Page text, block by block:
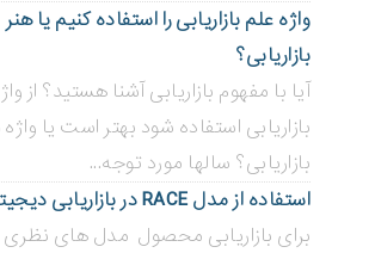
واژه علم بازاریابی را استفاده کنیم یا هنر
بازاریابی؟
آیا با مفهوم بازاریابی آشنا هستید؟ از
بازاریابی استفاده شود بهتر است یا واژه
بازاریابی؟ سالها مورد توجه...
استفاده از مدل RACE در بازاریابی دیجیتال
برای بازاریابی محصول مدل های